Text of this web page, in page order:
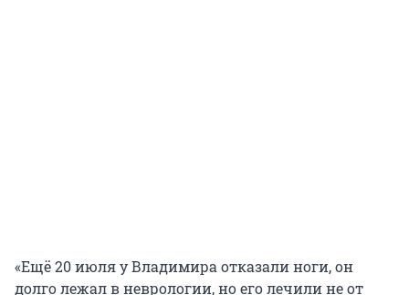
«Ещё 20 июля у Владимира отказали ноги, он
долго лежал в неврологии, но его лечили не от